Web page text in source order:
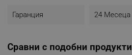
Гаранция 24 Месеца
Сравни с подобни продукти